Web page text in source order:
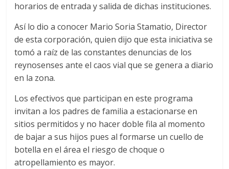
horarios de entrada y salida de dichas instituciones.
Así lo dio a conocer Mario Soria Stamatio, Director
de esta corporación, quien dijo que esta iniciativa se
tomó a raíz de las constantes denuncias de los
reynosenses ante el caos vial que se genera a diario
en la zona.
Los efectivos que participan en este programa
invitan a los padres de familia a estacionarse en
sitios permitidos y no hacer doble fila al momento
de bajar a sus hijos pues al formarse un cuello de
botella en el área el riesgo de choque o
atropellamiento es mayor.